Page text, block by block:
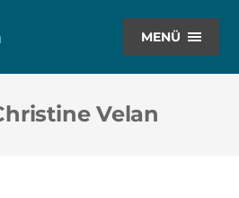
MENÜ
Velan